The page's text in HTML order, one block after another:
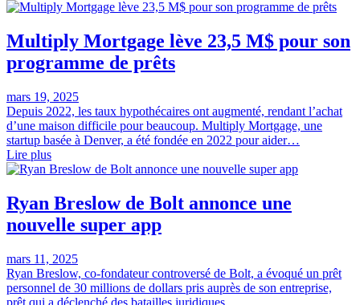
Multiply Mortgage lève 23,5 M$ pour son
programme de prêts
mars 19, 2025
Depuis 2022, les taux hypothécaires ont augmenté, rendant l’achat
d’une maison difficile pour beaucoup. Multiply Mortgage, une
startup basée à Denver, a été fondée en 2022 pour aider…
Lire plus
Ryan Breslow de Bolt annonce une
nouvelle super app
mars 11, 2025
Ryan Breslow, co-fondateur controversé de Bolt, a évoqué un prêt
personnel de 30 millions de dollars pris auprès de son entreprise,
prêt qui a déclenché des batailles juridiques.…